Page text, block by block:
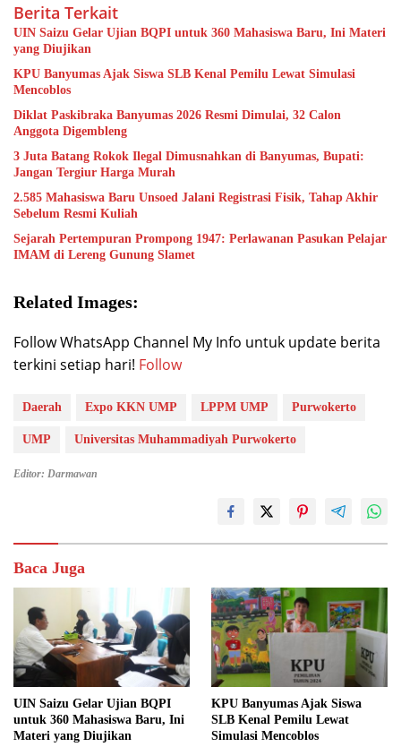
Berita Terkait
UIN Saizu Gelar Ujian BQPI untuk 360 Mahasiswa Baru, Ini Materi
yang Diujikan
KPU Banyumas Ajak Siswa SLB Kenal Pemilu Lewat Simulasi
Mencoblos
Diklat Paskibraka Banyumas 2026 Resmi Dimulai, 32 Calon
Anggota Digembleng
3 Juta Batang Rokok Ilegal Dimusnahkan di Banyumas, Bupati:
Jangan Tergiur Harga Murah
2.585 Mahasiswa Baru Unsoed Jalani Registrasi Fisik, Tahap Akhir
Sebelum Resmi Kuliah
Sejarah Pertempuran Prompong 1947: Perlawanan Pasukan Pelajar
IMAM di Lereng Gunung Slamet
Related Images:
Follow WhatsApp Channel My Info untuk update berita
terkini setiap hari! Follow
Daerah Expo KKN UMP LPPM UMP Purwokerto
UMP Universitas Muhammadiyah Purwokerto
Editor: Darmawan
Baca Juga
UIN Saizu Gelar Ujian BQPI
untuk 360 Mahasiswa Baru, Ini
Materi yang Diujikan
KPU Banyumas Ajak Siswa
SLB Kenal Pemilu Lewat
Simulasi Mencoblos